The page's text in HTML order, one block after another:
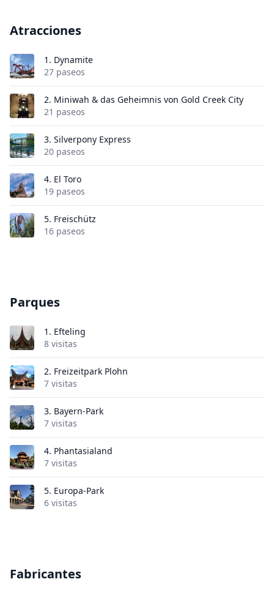
Atracciones
1. Dynamite
27 paseos
2. Miniwah & das Geheimnis von Gold Creek City
21 paseos
3. Silverpony Express
20 paseos
4. El Toro
19 paseos
5. Freischütz
16 paseos
Parques
1. Efteling
8 visitas
2. Freizeitpark Plohn
7 visitas
3. Bayern-Park
7 visitas
4. Phantasialand
7 visitas
5. Europa-Park
6 visitas
Fabricantes